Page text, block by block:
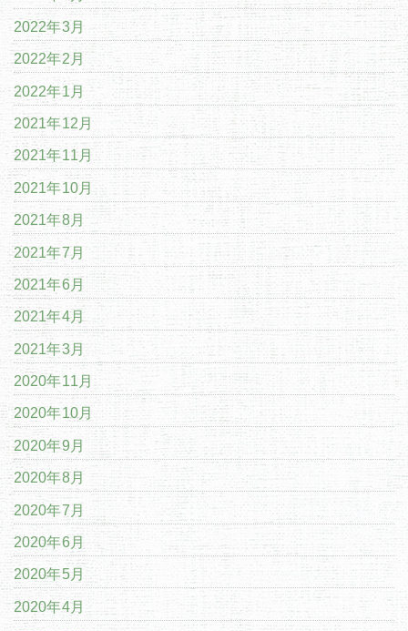
2022年3月
2022年2月
2022年1月
2021年12月
2021年11月
2021年10月
2021年8月
2021年7月
2021年6月
2021年4月
2021年3月
2020年11月
2020年10月
2020年9月
2020年8月
2020年7月
2020年6月
2020年5月
2020年4月